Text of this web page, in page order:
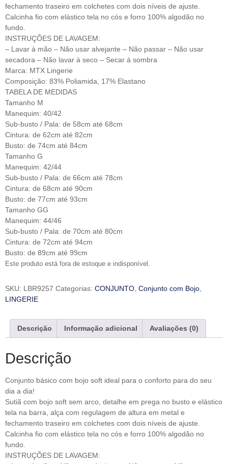
fechamento traseiro em colchetes com dois níveis de ajuste.
Calcinha fio com elástico tela no cós e forro 100% algodão no
fundo.
INSTRUÇÕES DE LAVAGEM:
– Lavar à mão – Não usar alvejante – Não passar – Não usar
secadora – Não lavar à seco – Secar à sombra
Marca: MTX Lingerie
Composição: 83% Poliamida, 17% Elastano
TABELA DE MEDIDAS
Tamanho M
Manequim: 40/42
Sub-busto / Pala: de 58cm até 68cm
Cintura: de 62cm até 82cm
Busto: de 74cm até 84cm
Tamanho G
Manequim: 42/44
Sub-busto / Pala: de 66cm até 78cm
Cintura: de 68cm até 90cm
Busto: de 77cm até 93cm
Tamanho GG
Manequim: 44/46
Sub-busto / Pala: de 70cm até 80cm
Cintura: de 72cm até 94cm
Busto: de 89cm até 99cm
Este produto está fora de estoque e indisponível.
SKU: LBR9257 Categorias: CONJUNTO Conjunto com Bojo
LINGERIE
Descrição Informação adicional Avaliações (0)
Descrição
Conjunto básico com bojo soft ideal para o conforto para do seu
dia a dia!
Sutiã com bojo soft sem arco, detalhe em prega no busto e elástico
tela na barra, alça com regulagem de altura em metal e
fechamento traseiro em colchetes com dois níveis de ajuste.
Calcinha fio com elástico tela no cós e forro 100% algodão no
fundo.
INSTRUÇÕES DE LAVAGEM: